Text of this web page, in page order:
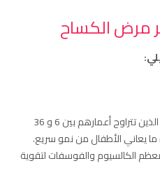
مرض الكساح
الكساح هو الأكثر شيوعًا في الأطفال الذين تتراوح أعمارهم بين 6 و 36
ما يعاني الأطفال من نمو سريع.
الكالسيوم والفوسفات لتقوية